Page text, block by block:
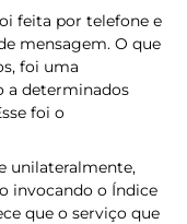
feita por telefone e
mensagem. O que
foi uma
a determinados
foi o
unilateralmente,
invocando o Índice
que o serviço que